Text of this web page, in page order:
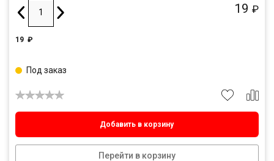
19 ₽
19 ₽
Добавить в корзину
Перейти в корзину
Под заказ